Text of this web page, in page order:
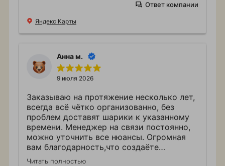
Ответ компании
Яндекс Карты
Анна м.
9 июля 2026
Заказываю на протяжение несколько лет,
всегда всё чётко организованно, без
проблем доставят шарики к указанному
времени. Менеджер на связи постоянно,
можно уточнить все нюансы. Огромная
вам благодарность,что создаёте
атмосферу праздника.
Читать полностью